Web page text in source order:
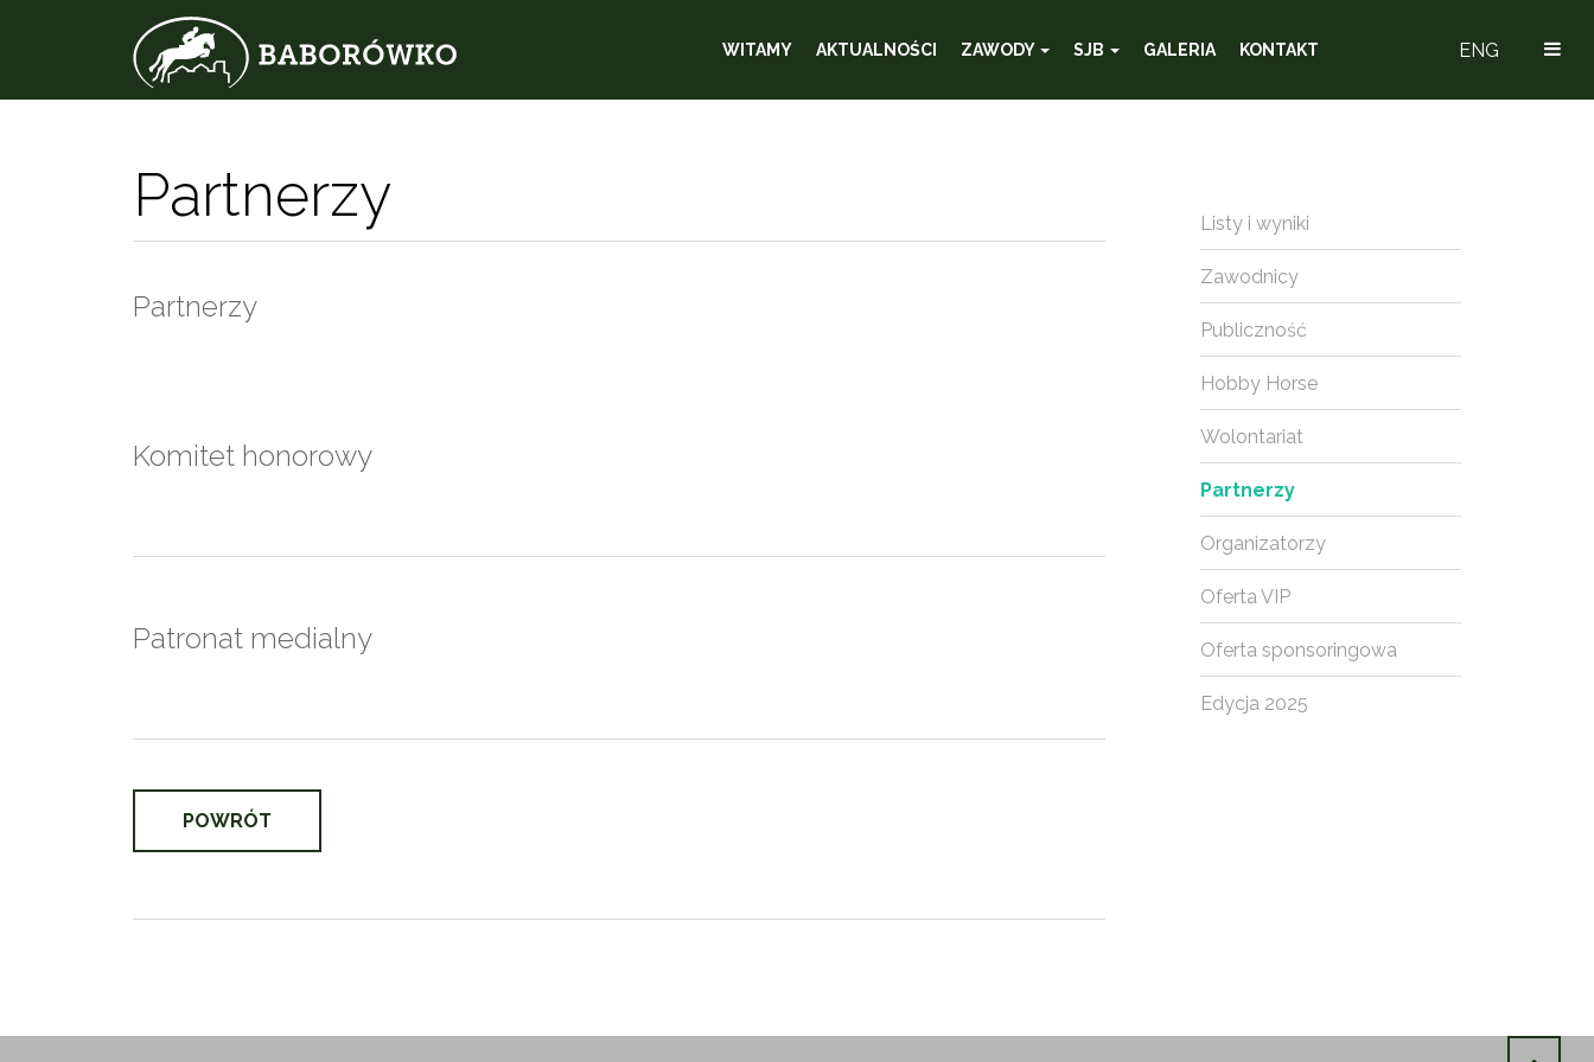
ENG
WITAMY AKTUALNOŚCI ZAWODY SJB GALERIA KONTAKT
Partnerzy
Partnerzy
Komitet honorowy
Patronat medialny
POWRÓT
Listy i wyniki
Zawodnicy
Publiczność
Hobby Horse
Wolontariat
Partnerzy
Organizatorzy
Oferta VIP
Oferta sponsoringowa
Edycja 2025